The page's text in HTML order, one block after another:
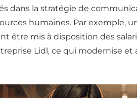
dans la stratégie de
humaines. Par exemple,
être mis à disposition des
Lidl, ce qui modernise et